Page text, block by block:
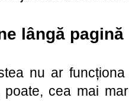
lângă pagină
nu ar
cea mai